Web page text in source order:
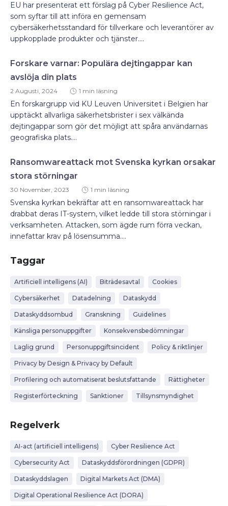
EU har presenterat ett förslag på Cyber Resilience Act,
som syftar till att införa en gemensam
cybersäkerhetsstandard för tillverkare och leverantörer av
uppkopplade produkter och tjänster....
Forskare varnar: Populära dejtingappar kan
avslöja din plats
2 Augusti, 2024 1 min läsning
En forskargrupp vid KU Leuven Universitet i Belgien har
upptäckt allvarliga säkerhetsbrister i sex välkända
dejtingappar som gör det möjligt att spåra användarnas
geografiska plats....
Ransomwareattack mot Svenska kyrkan orsakar
stora störningar
30 November, 2023 1 min läsning
Svenska kyrkan bekräftar att en ransomwareattack har
drabbat deras IT-system, vilket ledde till stora störningar i
verksamheten. Attacken, som ägde rum förra veckan,
innefattar krav på lösensumma....
Taggar
Artificiell intelligens (AI) Biträdesavtal Cookies
Cybersäkerhet Datadelning Dataskydd
Dataskyddsombud Granskning Guidelines
Känsliga personuppgifter Konsekvensbedömningar
Laglig grund Personuppgiftsincident Policy & riktlinjer
Privacy by Design & Privacy by Default
Profilering och automatiserat beslutsfattande Rättigheter
Registerförteckning Sanktioner Tillsynsmyndighet
Regelverk
AI-act (artificiell intelligens) Cyber Resilience Act
Cybersecurity Act Dataskyddsförordningen (GDPR)
Dataskyddslagen Digital Markets Act (DMA)
Digital Operational Resilience Act (DORA)